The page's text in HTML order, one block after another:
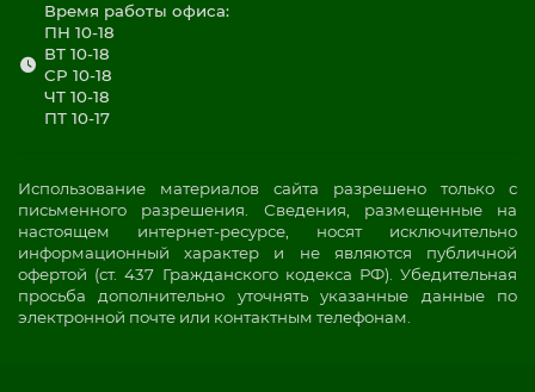
Время работы офиса:
ПН 10-18
ВТ 10-18
СР 10-18
ЧТ 10-18
ПТ 10-17
Использование материалов сайта разрешено только с
письменного разрешения. Сведения, размещенные на
настоящем интернет-ресурсе, носят исключительно
информационный характер и не являются публичной
офертой (ст. 437 Гражданского кодекса РФ). Убедительная
просьба дополнительно уточнять указанные данные по
электронной почте или контактным телефонам.